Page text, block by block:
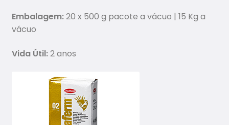
Embalagem:20 x 500 g pacote a vácuo | 15 Kg a
vácuo
Vida Útil:2 anos